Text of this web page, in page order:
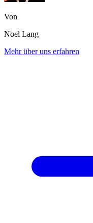
Von
Noel Lang
Mehr über uns erfahren